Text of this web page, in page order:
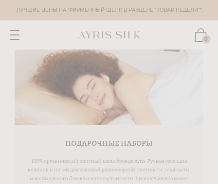
ЛУЧШИЕ ЦЕНЫ НА ФИРМЕННЫЙ ШЕЛК В РАЗДЕЛЕ "ТОВАР НЕДЕЛИ"*
0
ПОДАРОЧНЫЕ НАБОРЫ
100% органический элитный шелк бренда Ayris. Ручная селекция
коконов и нитей для высокой равномерной плотности, гладкости,
максимального блеска и износостойкости. Лишь 8% шелка имеет